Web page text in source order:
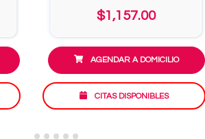
$1,157.00
AGENDAR A DOMICILIO
CITAS DISPONIBLES